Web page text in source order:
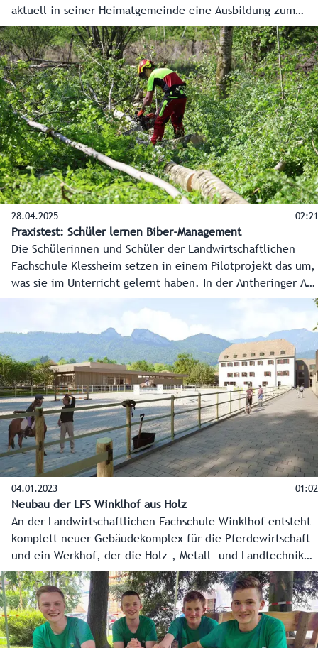
aktuell in seiner Heimatgemeinde eine Ausbildung zum
Zimmerer bei der Ing. Theodor Winklhofer GmbH. Seit
Anfang 2024 sind das Land Salzburg und die
Wirtschaftskammer Salzburg auf der Suche nach dem
„Lehrling des Monats“ und werden dabei von einer Jury
bestehend aus Vertretern der Arbeiterkammer und der
Bildungsdirektion Salzburg unterstützt.
28.04.2025 02:21
Praxistest: Schüler lernen Biber-Management
Die Schülerinnen und Schüler der Landwirtschaftlichen
Fachschule Klessheim setzen in einem Pilotprojekt das um,
was sie im Unterricht gelernt haben. In der Antheringer Au
roden sie Erlen und forsten mit Weidenstecklingen auf. Das
soll den Biber dorthin locken, wo er Platz hat und keinen
Schaden anrichtet.
04.01.2023 01:02
Neubau der LFS Winklhof aus Holz
An der Landwirtschaftlichen Fachschule Winklhof entsteht
komplett neuer Gebäudekomplex für die Pferdewirtschaft
und ein Werkhof, der die Holz-, Metall- und Landtechnik
vereint. Dabei werden rund 1.060 Kubikmeter Holz
verbaut.